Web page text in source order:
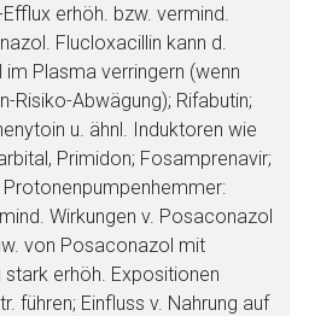
erhöh. bzw. vermind.
Flucloxacillin kann d.
Plasma verringern (wenn
Risiko-Abwägung); Rifabutin;
u. ähnl. Induktoren wie
Primidon; Fosamprenavir;
Wirkungen v. Posaconazol
von Posaconazol mit
stark erhöh. Expositionen
führen; Einfluss v. Nahrung auf